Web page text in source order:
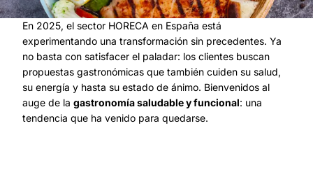
En 2025, el sector HORECA en España está
experimentando una transformación sin precedentes. Ya
no basta con satisfacer el paladar: los clientes buscan
propuestas gastronómicas que también cuiden su salud,
su energía y hasta su estado de ánimo. Bienvenidos al
auge de la gastronomía saludable y funcional: una
tendencia que ha venido para quedarse.